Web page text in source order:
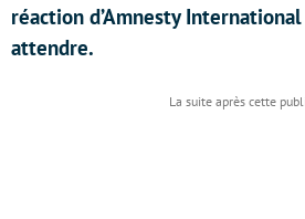
réaction d’Amnesty International
attendre.